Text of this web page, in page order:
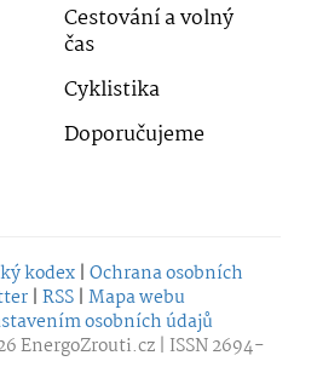
Cestování a volný
čas
Cyklistika
Doporučujeme
kodex | Ochrana osobních
| RSS | Mapa webu
osobních údajů
EnergoZrouti.cz | ISSN 2694-